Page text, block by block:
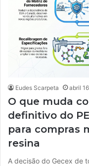
Eudes Scarpeta abril
O que muda
definitivo do
para compras
resina
A decisão do Gecex de